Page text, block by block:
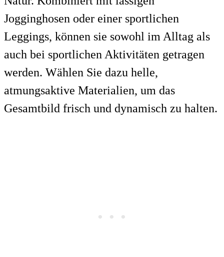
Jogginghosen oder einer sportlichen
Leggings, können sie sowohl im Alltag als
auch bei sportlichen Aktivitäten getragen
werden. Wählen Sie dazu helle,
atmungsaktive Materialien, um das
Gesamtbild frisch und dynamisch zu halten.